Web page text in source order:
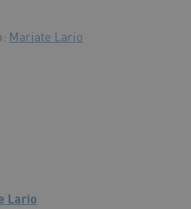
Mariate Lario
Lario